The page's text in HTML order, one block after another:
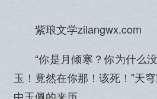
紫琅文学zilangwx.com
“你是月倾寒？你为什么
玉！竟然在你那！该死！”天
中玉佩的来历。